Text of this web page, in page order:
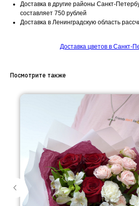
Доставка в другие районы Санкт-
составляет 750 рублей
Доставка в Ленинградскую область
Доставка цветов в Санкт-
Посмотрите также